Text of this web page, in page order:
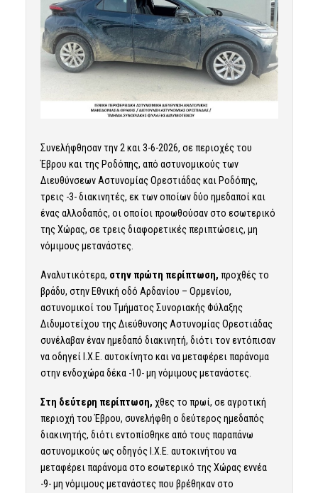
Συνελήφθησαν την 2 και 3-6-2026, σε περιοχές του
Έβρου και της Ροδόπης, από αστυνομικούς των
Διευθύνσεων Αστυνομίας Ορεστιάδας και Ροδόπης,
τρεις -3- διακινητές, εκ των οποίων δύο ημεδαποί και
ένας αλλοδαπός, οι οποίοι προωθούσαν στο εσωτερικό
της Χώρας, σε τρεις διαφορετικές περιπτώσεις, μη
νόμιμους μετανάστες.
Αναλυτικότερα, στην πρώτη περίπτωση, προχθές το
βράδυ, στην Εθνική οδό Αρδανίου – Ορμενίου,
αστυνομικοί του Τμήματος Συνοριακής Φύλαξης
Διδυμοτείχου της Διεύθυνσης Αστυνομίας Ορεστιάδας
συνέλαβαν έναν ημεδαπό διακινητή, διότι τον εντόπισαν
να οδηγεί Ι.Χ.Ε. αυτοκίνητο και να μεταφέρει παράνομα
στην ενδοχώρα δέκα -10- μη νόμιμους μετανάστες.
Στη δεύτερη περίπτωση, χθες το πρωί, σε αγροτική
περιοχή του Έβρου, συνελήφθη ο δεύτερος ημεδαπός
διακινητής, διότι εντοπίσθηκε από τους παραπάνω
αστυνομικούς ως οδηγός Ι.Χ.Ε. αυτοκινήτου να
μεταφέρει παράνομα στο εσωτερικό της Χώρας εννέα
-9- μη νόμιμους μετανάστες που βρέθηκαν στο